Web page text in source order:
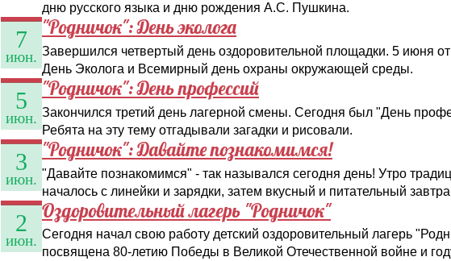
дню русского языка и дню рождения А.С. Пушкина.
7
июн.
"Родничок": День эколога
Завершился четвертый день оздоровительной площадки. 5 июня
День Эколога и Всемирный день охраны окружающей среды.
5
июн.
"Родничок": День профессий
Закончился третий день лагерной смены. Сегодня был "День
Ребята на эту тему отгадывали загадки и рисовали.
3
июн.
"Родничок": Давайте познакомимся!
"Давайте познакомимся" - так назывался сегодня день! Утро
началось с линейки и зарядки, затем вкусный и питательный
2
июн.
Оздоровительный лагерь "Родничок"
Сегодня начал свою работу детский оздоровительный лагерь
посвящена 80-летию Победы в Великой Отечественной войне и